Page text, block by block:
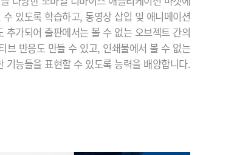
수 있도록 학습하고, 동영상 삽입 및 애니메이션
추가되어 출판에서는 볼 수 없는 오브젝트 간의
브 반응도 만들 수 있고, 인쇄물에서 볼 수 없는
기능들을 표현할 수 있도록 능력을 배양합니다.